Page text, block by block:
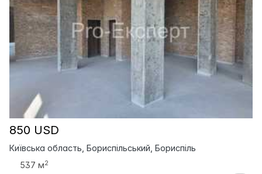
850 USD
Київська область, Бориспільський, Бориспіль
537 м2